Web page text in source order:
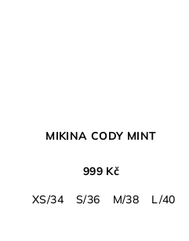
MIKINA CODY MINT
999 Kč
XS/34
S/36 M/38 L/40